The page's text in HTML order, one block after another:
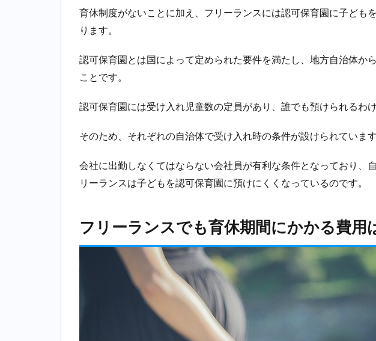
ラ
ン
ス
育
休
間
中
利
で
制
育休制度がないことに加え、フリーランスには認可保育園に子ども
ります。
認可保育園とは国によって定められた要件を満たし、地方自治体か
ことです。
認可保育園には受け入れ児童数の定員があり、誰でも預けられるわ
そのため、それぞれの自治体で受け入れ時の条件が設けられています
会社に出勤しなくてはならない会社員が有利な条件となっており、
リーランスは子どもを認可保育園に預けにくくなっているのです。
フリーランスでも育休期間にかかる費用